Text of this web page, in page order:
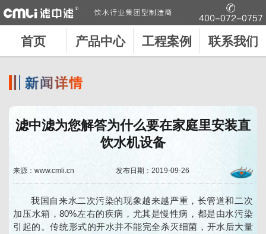
首页 产品中心 工程案例 联系我们
滤中滤为您解答为什么要在家庭里安装直
饮水机设备
来源：www.cmli.cn 发布日期：2019-09-26
我国自来水二次污染的现象越来越严重，长管道和二次
加压水箱，80%左右的疾病，尤其是慢性病，都是由水污染
引起的。传统形式的开水并不能完全杀灭细菌，开水后大量